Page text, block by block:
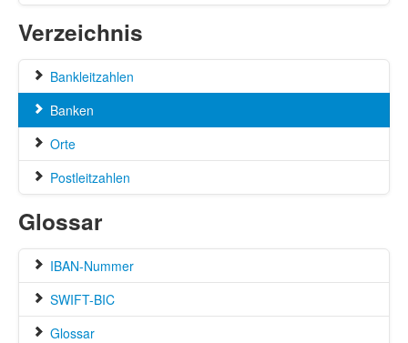
Verzeichnis
Bankleitzahlen
Banken
Orte
Postleitzahlen
Glossar
IBAN-Nummer
SWIFT-BIC
Glossar